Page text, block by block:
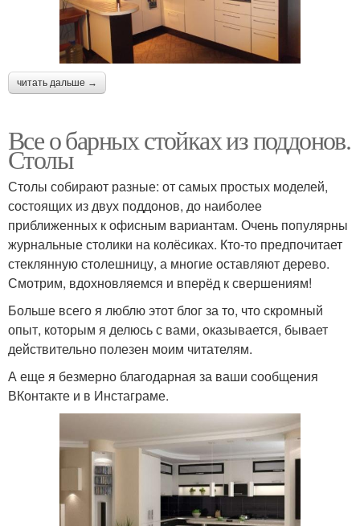
читать дальше →
Все о барных стойках из поддонов.
Столы
Столы собирают разные: от самых простых моделей,
состоящих из двух поддонов, до наиболее
приближенных к офисным вариантам. Очень популярны
журнальные столики на колёсиках. Кто-то предпочитает
стеклянную столешницу, а многие оставляют дерево.
Смотрим, вдохновляемся и вперёд к свершениям!
Больше всего я люблю этот блог за то, что скромный
опыт, которым я делюсь с вами, оказывается, бывает
действительно полезен моим читателям.
А еще я безмерно благодарная за ваши сообщения
ВКонтакте и в Инстаграме.